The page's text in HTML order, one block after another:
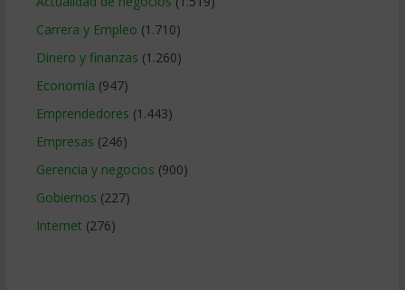
Carrera y Empleo (1.710)
Dinero y finanzas (1.260)
Economía (947)
Emprendedores (1.443)
Empresas (246)
Gerencia y negocios (900)
Gobiernos (227)
Internet (276)